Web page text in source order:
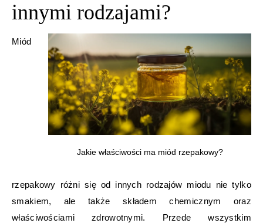
innymi rodzajami?
Jakie właściwości ma miód rzepakowy?
Miód
rzepakowy różni się od innych rodzajów miodu nie tylko
smakiem, ale także składem chemicznym oraz
właściwościami zdrowotnymi. Przede wszystkim